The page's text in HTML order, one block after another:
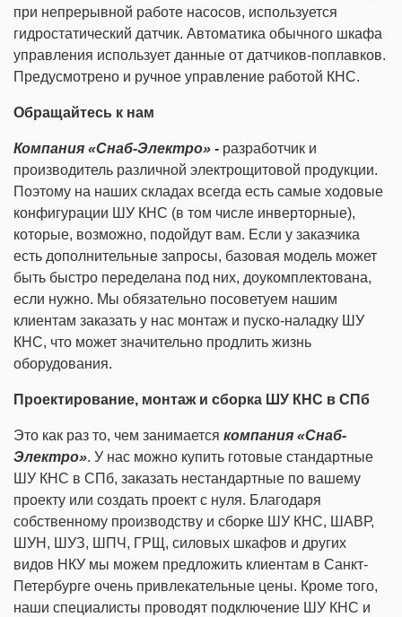
при непрерывной работе насосов, используется
гидростатический датчик. Автоматика обычного шкафа
управления использует данные от датчиков-поплавков.
Предусмотрено и ручное управление работой КНС.
Обращайтесь к нам
Компания «Снаб-Электро» - разработчик и
производитель различной электрощитовой продукции.
Поэтому на наших складах всегда есть самые ходовые
конфигурации ШУ КНС (в том числе инверторные),
которые, возможно, подойдут вам. Если у заказчика
есть дополнительные запросы, базовая модель может
быть быстро переделана под них, доукомплектована,
если нужно. Мы обязательно посоветуем нашим
клиентам заказать у нас монтаж и пуско-наладку ШУ
КНС, что может значительно продлить жизнь
оборудования.
Проектирование, монтаж и сборка ШУ КНС в СПб
Это как раз то, чем занимается компания «Снаб-
Электро». У нас можно купить готовые стандартные
ШУ КНС в СПб, заказать нестандартные по вашему
проекту или создать проект с нуля. Благодаря
собственному производству и сборке ШУ КНС, ШАВР,
ШУН, ШУЗ, ШПЧ, ГРЩ, силовых шкафов и других
видов НКУ мы можем предложить клиентам в Санкт-
Петербурге очень привлекательные цены. Кроме того,
наши специалисты проводят подключение ШУ КНС и